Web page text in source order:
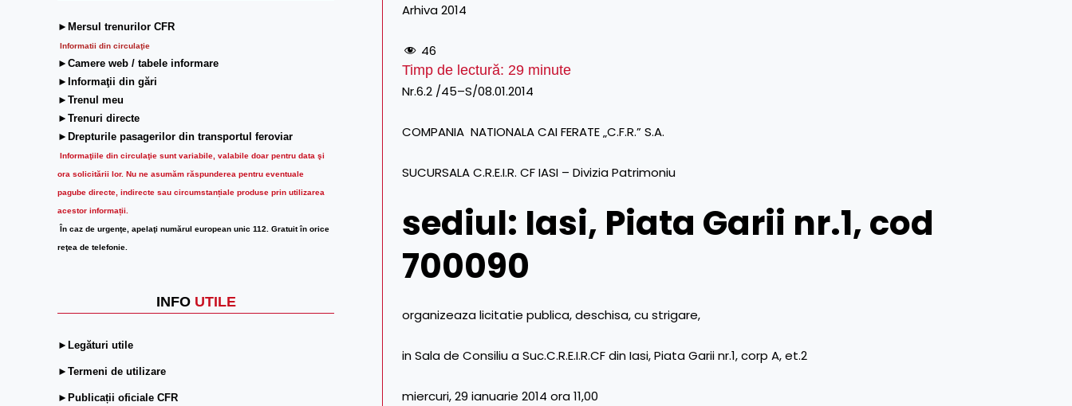
►Mersul trenurilor CFR
Informatii din circulaţie
►Camere web / tabele informare
►Informaţii din gări
►Trenul meu
►Trenuri directe
►Drepturile pasagerilor din transportul feroviar
Informaţiile din circulaţie sunt variabile, valabile doar pentru data şi
ora solicitării lor. Nu ne asumăm răspunderea pentru eventuale
pagube directe, indirecte sau circumstanțiale produse prin utilizarea
acestor informații.
În caz de urgenţe, apelaţi numărul european unic 112. Gratuit în orice
reţea de telefonie.
INFO UTILE
►Legături utile
►Termeni de utilizare
►Publicații oficiale CFR
Arhiva 2014
46
Timp de lectură: 29 minute
Nr.6.2 /45–S/08.01.2014
COMPANIA NATIONALA CAI FERATE „C.F.R.” S.A.
SUCURSALA C.R.E.I.R. CF IASI – Divizia Patrimoniu
sediul: Iasi, Piata Garii nr.1, cod
700090
organizeaza licitatie publica, deschisa, cu strigare,
in Sala de Consiliu a Suc.C.R.E.I.R.CF din Iasi, Piata Garii nr.1, corp A, et.2
miercuri, 29 ianuarie 2014 ora 11,00